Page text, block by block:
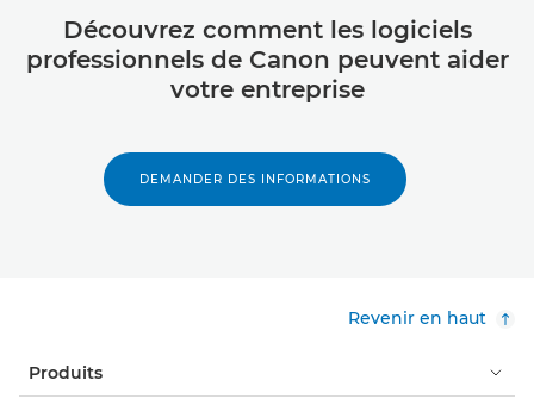
Découvrez comment les logiciels
professionnels de Canon peuvent aider
votre entreprise
DEMANDER DES INFORMATIONS
Revenir en haut
Produits